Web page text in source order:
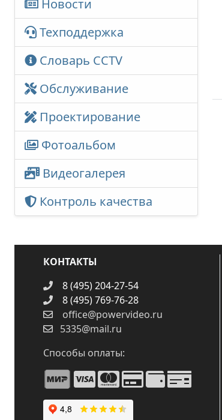
Новости
Техподдержка
Словарь CCTV
Обслуживание
Проектирование
Фотоальбом
Видеогалерея
Контроль качества
КОНТАКТЫ
8 (495) 204-27-54
8 (495) 769-76-28
office@powervideo.ru
5335@mail.ru
Способы оплаты: